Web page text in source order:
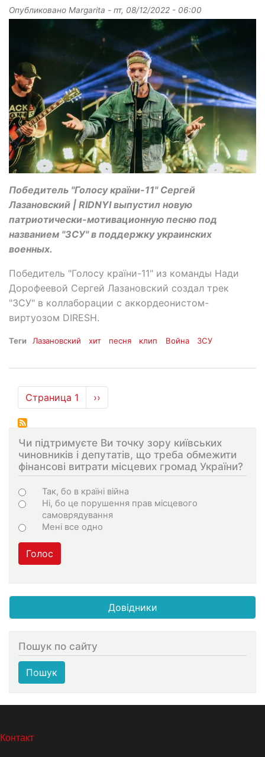
Опубликовано Margarita - пт, 08/12/2022 - 06:00
Победитель "Голосу країни-11" Сергей
Лазановский | RIDNYI выпустил новую
патриотически-мотивационную песню под
названием "ЗСУ" в поддержку украинских
военных.
Победитель "Голосу країни-11" из команды Нади
Дорофеевой Сергей Лазановский создал трек
"ЗСУ" в коллаборации с аккордеонистом-
виртуозом DIRESH.
Теги Лазановский хит песня клип Война ЗСУ
Нумерация
страниц
Страница 1
Следующая
страница
››
Чи підтримуєте Ви точку зору київських
чиновників і депутатів, що треба обмежити
фінансові витрати місцевих громад України?
Choices
Так, бо в країні війна
Ні, бо це порушення прав місцевого
самоврядування
Мені все одно
Голос
Довідники
Пошук по сайту
Пошук
МЕНЮ В ПОДВАЛЕ
Контакт